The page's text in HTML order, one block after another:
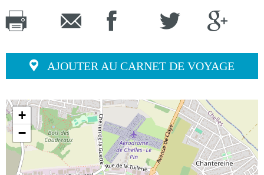
AJOUTER AU CARNET DE VOYAGE
+
−